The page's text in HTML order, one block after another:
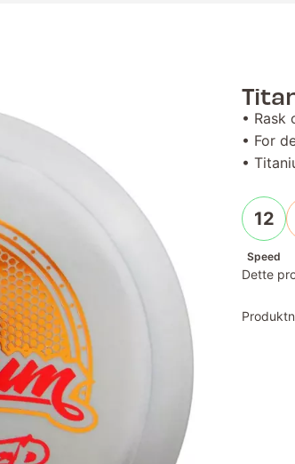
•
• For
•
12
Speed
Dette